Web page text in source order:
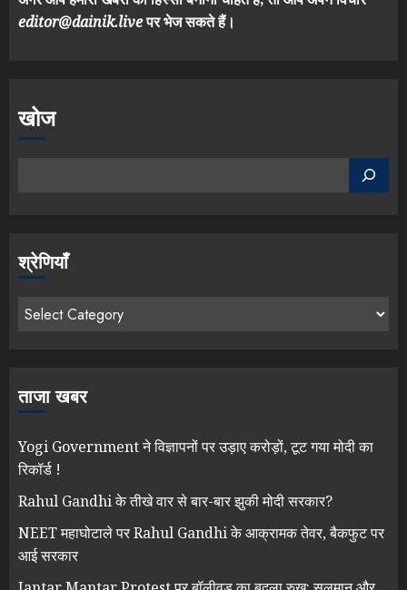
editor@dainik.liveपर भेज सकते हैं।
खोज
श्रेणियाँ
ताजा खबर
Yogi Government ने विज्ञापनों पर उड़ाए करोड़ों, टूट गया मोदी का
रिकॉर्ड !
Rahul Gandhi के तीखे वार से बार-बार झुकी मोदी सरकार?
NEET महाघोटाले पर Rahul Gandhi के आक्रामक तेवर, बैकफुट पर
आई सरकार